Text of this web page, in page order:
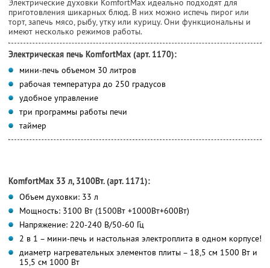
Электрические духовки KomfortMax идеально подходят для
приготовления шикарных блюд. В них можно испечь пирог или
торт, запечь мясо, рыбу, утку или курицу. Они функциональны и
имеют несколько режимов работы.
Электрическая печь KomfortMax (арт. 1170):
мини-печь объемом 30 литров
рабочая температура до 250 градусов
удобное управление
три программы работы печи
таймер
KomfortMax 33 л, 3100Вт. (арт. 1171):
Объем духовки: 33 л
Мощность: 3100 Вт (1500Вт +1000Вт+600Вт)
Напряжение: 220-240 В/50-60 Гц
2 в 1 – мини-печь и настольная электроплита в одном корпусе!
диаметр нагревательных элементов плиты – 18,5 см 1500 Вт и
15,5 см 1000 Вт